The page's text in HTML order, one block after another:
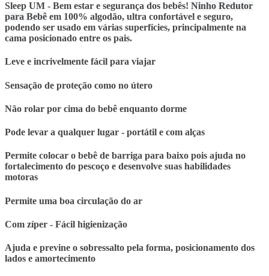
Sleep UM - Bem estar e segurança dos bebês! Ninho Redutor
para Bebê em 100% algodão, ultra confortável e seguro,
podendo ser usado em várias superfícies, principalmente na
cama posicionado entre os pais.
Leve e incrivelmente fácil para viajar
Sensação de proteção como no útero
Não rolar por cima do bebê enquanto dorme
Pode levar a qualquer lugar - portátil e com alças
Permite colocar o bebê de barriga para baixo pois ajuda no
fortalecimento do pescoço e desenvolve suas habilidades
motoras
Permite uma boa circulação do ar
Com zíper - Fácil higienização
Ajuda e previne o sobressalto pela forma, posicionamento dos
lados e amortecimento